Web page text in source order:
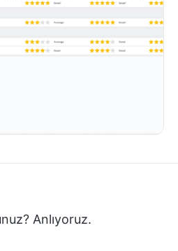
Anlıyoruz.